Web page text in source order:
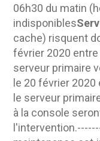
06h30 du matin
indisponibles
cache) risquent
février 2020
serveur primaire
le 20 février
le serveur
à la console